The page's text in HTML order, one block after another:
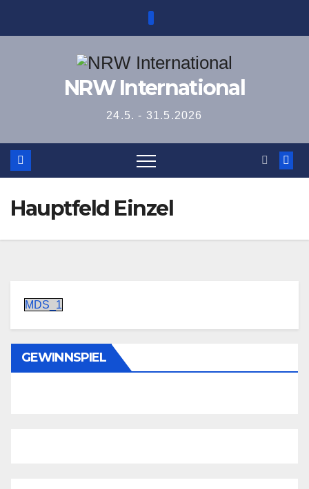
NRW International
24.5. - 31.5.2026
Hauptfeld Einzel
MDS_1
GEWINNSPIEL